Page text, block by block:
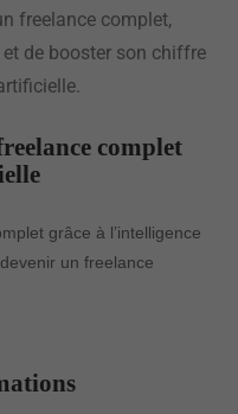
freelance complet,
de booster son chiffre
complet
grâce à l’intelligence
un freelance